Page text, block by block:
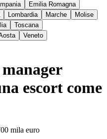
Emilia Romagna
Lombardia Marche
Molise
Toscana
Veneto
escort come
mila euro